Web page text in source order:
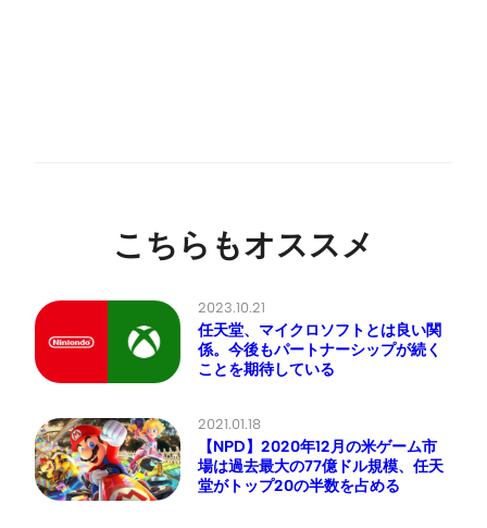
こちらもオススメ
2023.10.21
任天堂、マイクロソフトとは良い関
係。今後もパートナーシップが続く
ことを期待している
2021.01.18
【NPD】2020年12月の米ゲーム市
場は過去最大の77億ドル規模、任天
堂がトップ20の半数を占める